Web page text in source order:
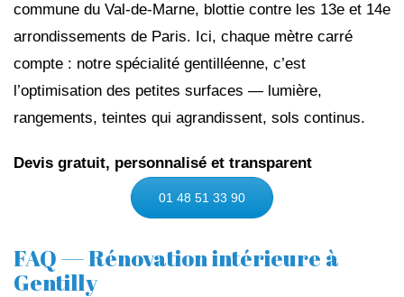
commune du Val-de-Marne, blottie contre les 13e et 14e
arrondissements de Paris. Ici, chaque mètre carré
compte : notre spécialité gentilléenne, c’est
l’optimisation des petites surfaces — lumière,
rangements, teintes qui agrandissent, sols continus.
Devis gratuit, personnalisé et transparent
01 48 51 33 90
FAQ — Rénovation intérieure à
Gentilly